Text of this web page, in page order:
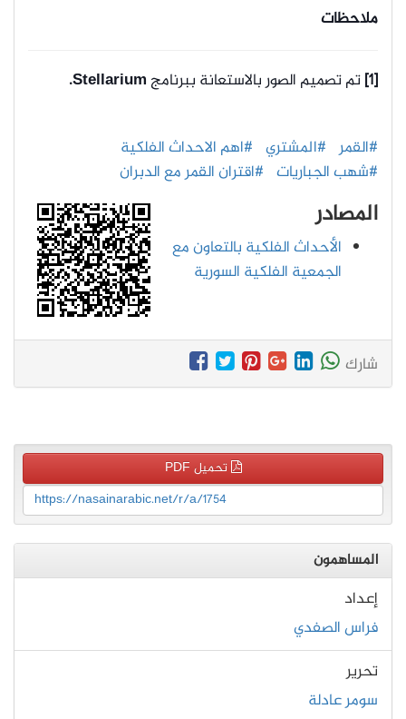
ملاحظات
[1] تم تصميم الصور بالاستعانة ببرنامج Stellarium.
#القمر #المشتري #اهم الاحداث الفلكية
#شهب الجباريات #اقتران القمر مع الدبران
المصادر
الأحداث الفلكية بالتعاون مع
الجمعية الفلكية السورية
شارك
تحميل PDF
https://nasainarabic.net/r/a/1754
المساهمون
إعداد
فراس الصفدي
تحرير
سومر عادلة